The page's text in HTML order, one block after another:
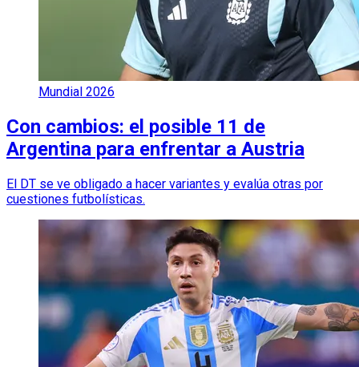
Mundial 2026
Con cambios: el posible 11 de
Argentina para enfrentar a Austria
El DT se ve obligado a hacer variantes y evalúa otras por
cuestiones futbolísticas.